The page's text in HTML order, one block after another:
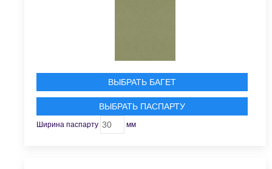
ВЫБРАТЬ БАГЕТ
ВЫБРАТЬ ПАСПАРТУ
Ширина паспарту мм